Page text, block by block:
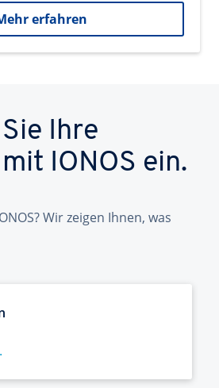
erfahren
Ihre
IONOS ein.
Wir zeigen Ihnen, was